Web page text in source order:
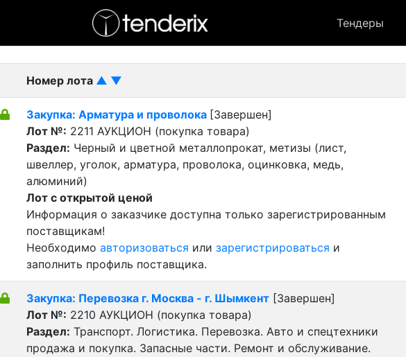
Тендеры
- Завершенный лот
Номер лота ▲ ▼
Закупка: Арматура и проволока [Завершен]
Лот №: 2211 АУКЦИОН (покупка товара)
Раздел: Черный и цветной металлопрокат, метизы (лист,
швеллер, уголок, арматура, проволока, оцинковка, медь,
алюминий)
Лот с открытой ценой
Информация о заказчике доступна только зарегистрированным
поставщикам!
Необходимо авторизоваться или зарегистрироваться и
заполнить профиль поставщика.
Закупка: Перевозка г. Москва - г. Шымкент [Завершен]
Лот №: 2210 АУКЦИОН (покупка товара)
Раздел: Транспорт. Логистика. Перевозка. Авто и спецтехники
продажа и покупка. Запасные части. Ремонт и обслуживание.